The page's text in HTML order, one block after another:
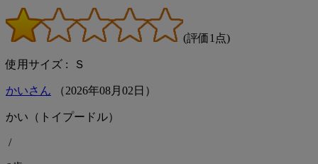
(評価1点)
使用サイズ : Ｓ
かいさん （2026年08月 02 日）
かい（トイプードル）
/